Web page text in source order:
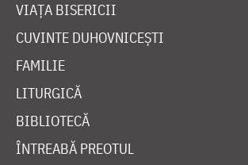
VIAȚA BISERICII
CUVINTE DUHOVNICEȘTI
FAMILIE
LITURGICĂ
BIBLIOTECĂ
ÎNTREABĂ PREOTUL